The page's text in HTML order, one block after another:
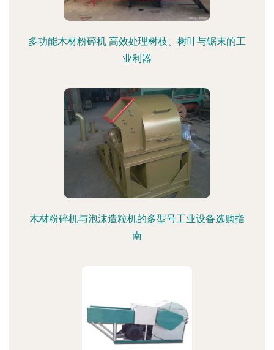
多功能木材粉碎机 高效处理树枝、树叶与锯末的工
业利器
木材粉碎机与泡沫造粒机的多型号工业设备选购指
南